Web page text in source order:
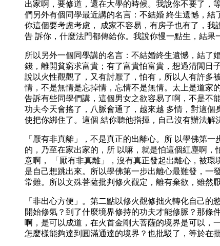
出家啊，要修道，還在大學的時候。我說你不要了，
們另外有個同學最近講的名言：不結婚 終生遺憾，
你這個要考慮考慮， 成家不容易，有房子也有了，
告 訴你，什麼法門都傳給你。我說你慢一點生，結
所以另外一個同學講的名言：不結婚終生遺憾，結了
錢，離開貧窮求富貴；有了富貴怕富貴，想過清閒日
說以火性觀觀了，又有討厭了，怕有，所以人有許多
情，不是無情是忘掉情，忘情不是無情。太上是道家
告訴有些同學們講，這個男女之欲容易了啊，不是不
功夫今天會搖了，八脈會通了，越來越 多情，對這
使把你綁住了。這個 結你聽他指揮，自己沒有辦法解
「厭有非真離」，不是真正的出離心。所 以學佛第
的，乃至在家出家的，所 以嘛，就是怕這個紅塵啊
意啊， 「厭有非真離」，沒有真正發起出離心，被
是自己想跳出來。所以學佛第一步出離心最難發，一
常難。所以文殊菩薩批判修火觀定，離有棄欲，雖然
「非出心方便」。第二點以修火觀修拙火轉化自己
開始修氣？到了什麼境界修持的功夫才能修脈？那條
啊，是可以成道，在火首金剛大菩薩的境界是可以，
怎麼樣能夠達到圓滿通達的境界？也批駁了，等於在